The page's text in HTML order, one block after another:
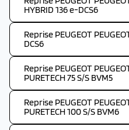
HYBRID 136 e-DCS6
Reprise PEUGEOT
DCS6
Reprise PEUGEOT
PURETECH 75 S/S BVM5
Reprise PEUGEOT
PURETECH 100 S/S BVM6